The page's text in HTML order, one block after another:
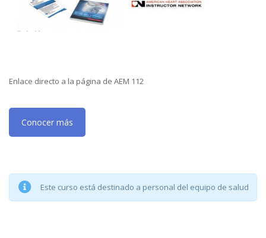
Enlace directo a la página de AEM 112
Conocer más
Este curso está destinado a personal del equipo de salud